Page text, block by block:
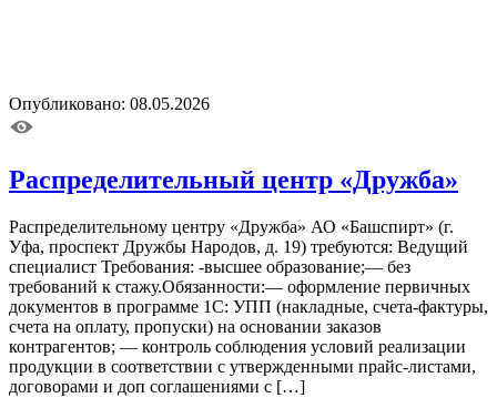
Опубликовано: 08.05.2026
Распределительный центр «Дружба»
Распределительному центру «Дружба» АО «Башспирт» (г.
Уфа, проспект Дружбы Народов, д. 19) требуются: Ведущий
специалист Требования: -высшее образование;— без
требований к стажу.Обязанности:— оформление первичных
документов в программе 1С: УПП (накладные, счета-фактуры,
счета на оплату, пропуски) на основании заказов
контрагентов; — контроль соблюдения условий реализации
продукции в соответствии с утвержденными прайс-листами,
договорами и доп соглашениями с […]